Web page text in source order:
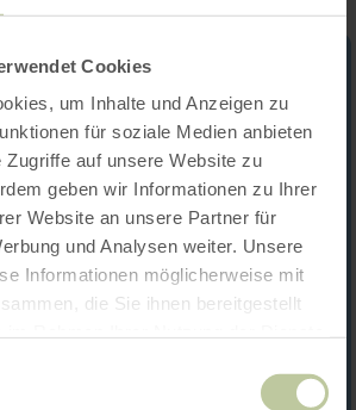
Cookies
um Inhalte und Anzeigen zu
für soziale Medien anbieten
Zugriffe auf unsere Website zu
geben wir Informationen zu Ihrer
Website an unsere Partner für
und Analysen weiter. Unsere
Informationen möglicherweise mit
die Sie ihnen bereitgestellt